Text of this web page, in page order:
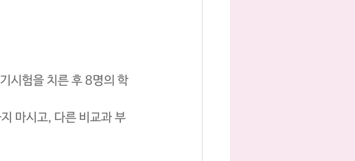
시험을 치른 후 8명의 학
마시고, 다른 비교과 부